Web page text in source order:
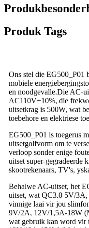
Produk Tags
Ons stel die EG500_P01
mobiele
en noodgevalle.Die AC-
AC110V±10%, die
uitsetkrag is 500W, wat
toebehore en elektriese
EG500_P01 is toegerus
uitsetgolfvorm om te
verloop sonder enige
uitset super-gegradeerde
skootrekenaars, TV's,
Behalwe AC-uitset, het
uitset, wat QC3.0 5V/
vinnige laai vir jou
9V/2A, 12V/1,5A-18W
wat gebruik kan word vir